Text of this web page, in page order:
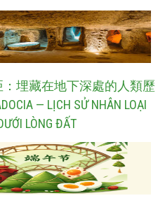
埋藏在地下深處的人類歷
— LỊCH SỬ NHÂN LOẠI
LÒNG ĐẤT